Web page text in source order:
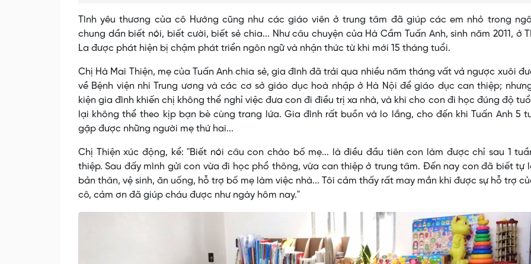
Tình yêu thương của cô Hướng cũng như các giáo viên ở trung tâm đã giúp các em nhỏ trong
chung dần biết nói, biết cười, biết sẻ chia... Như câu chuyện của Hà Cầm Tuấn Anh, sinh năm 2011, ở
La được phát hiện bị chậm phát triển ngôn ngữ và nhận thức từ khi mới 15 tháng tuổi.
Chị Hà Mai Thiện, mẹ của Tuấn Anh chia sẻ, gia đình đã trải qua nhiều năm tháng vất vả ngược xuôi
về Bệnh viện nhi Trung ương và các cơ sở giáo dục hoà nhập ở Hà Nội để giáo dục can thiệp;
kiện gia đình khiến chị không thể nghỉ việc đưa con đi điều trị xa nhà, và khi cho con đi học đúng độ
lại không thể theo kịp bạn bè cùng trang lứa. Gia đình rất buồn và lo lắng, cho đến khi Tuấn Anh 5
gặp được những người mẹ thứ hai...
Chị Thiện xúc động, kể: "Biết nói câu con chào bố mẹ... là điều đầu tiên con làm được chỉ sau 1
thiệp. Sau đấy mình gửi con vừa đi học phổ thông, vừa can thiệp ở trung tâm. Đến nay con đã biết tự
bản thân, vệ sinh, ăn uống, hỗ trợ bố mẹ làm việc nhà... Tôi cảm thấy rất may mắn khi được sự hỗ trợ
cô, cảm ơn đã giúp cháu được như ngày hôm nay."